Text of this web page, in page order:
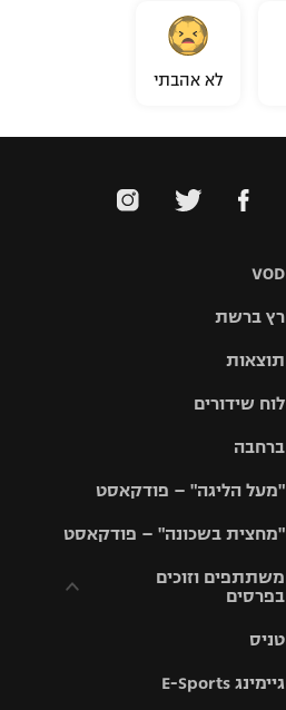
לא אהבתי
VOD
רץ ברשת
תוצאות
לוח שידורים
ברחבה
"מעל הליגה" – פודקאסט
"מחצית בשכונה" – פודקאסט
משתתפים וזוכים
בפרסים
וזוכים בפרסים
טניס
גיימינג E-Sports